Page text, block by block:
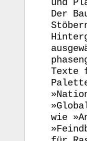
und
Der
Texte
wie